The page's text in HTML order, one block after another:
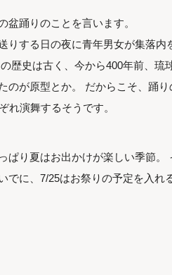
盆踊りのことを言います。
りする日の夜に青年男女が集落
歴史は古く、今から400年前、琉
のが原型とか。 だからこそ、踊
れ演舞するそうです。
ぱり夏はお出かけが楽しい季節
でに、7/25はお祭りの予定を入れ